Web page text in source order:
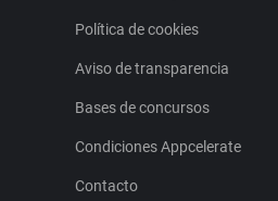
Política de cookies
Aviso de transparencia
Bases de concursos
Condiciones Appcelerate
Contacto